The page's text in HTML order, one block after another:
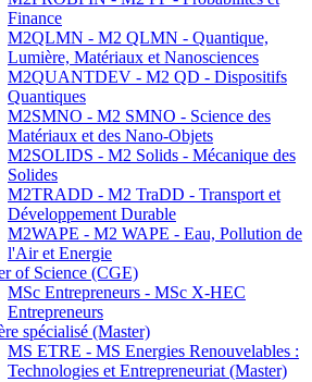
Finance
M2QLMN - M2 QLMN - Quantique,
Lumière, Matériaux et Nanosciences
M2QUANTDEV - M2 QD - Dispositifs
Quantiques
M2SMNO - M2 SMNO - Science des
Matériaux et des Nano-Objets
M2SOLIDS - M2 Solids - Mécanique des
Solides
M2TRADD - M2 TraDD - Transport et
Développement Durable
M2WAPE - M2 WAPE - Eau, Pollution de
l'Air et Energie
of Science (CGE)
MSc Entrepreneurs - MSc X-HEC
Entrepreneurs
spécialisé (Master)
MS ETRE - MS Energies Renouvelables :
Technologies et Entrepreneuriat (Master)